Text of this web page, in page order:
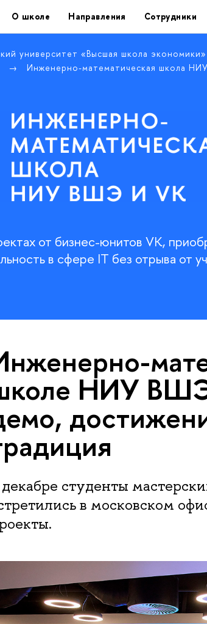
О школе Направления Сотрудники
университет «Высшая школа экономики»
Инженерно-математическая школа
от бизнес-юнитов VK,
в сфере IT без отрыва от
НИУ
декабре студенты
в московском